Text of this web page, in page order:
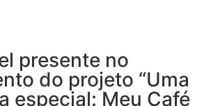
presente no
do projeto “Uma
especial: Meu Café